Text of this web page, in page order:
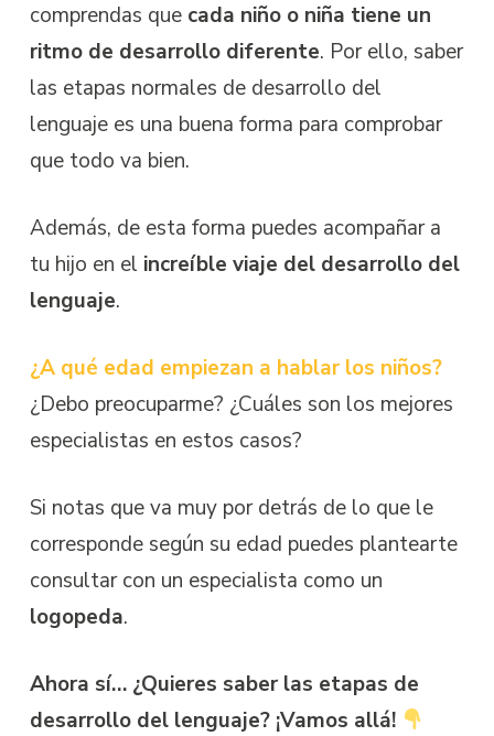
comprendas quecada niño o niña tiene un
ritmo de desarrollo diferente. Por ello, saber
las etapas normales de desarrollo del
lenguaje es una buena forma para comprobar
que todo va bien.
Además, de esta forma puedes acompañar a
tu hijo en el increíble viaje del desarrollo del
lenguaje.
¿A qué edad empiezan a hablar los niños?
¿Debo preocuparme? ¿Cuáles son los mejores
especialistas en estos casos?
Si notas que va muy por detrás de lo que le
corresponde según su edad puedes plantearte
consultar con un especialista como un
logopeda.
Ahora sí… ¿Quieres saber las etapas de
desarrollo del lenguaje? ¡Vamos allá!